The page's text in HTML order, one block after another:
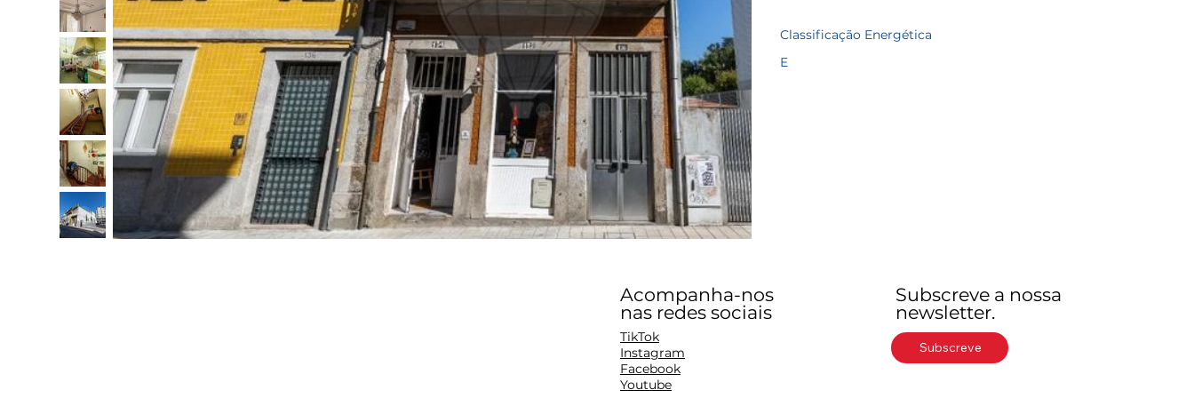
Classificação Energética
E
Acompanha-nos
nas redes sociais
TikTok
Instagram
Facebook
Youtube
Subscreve a nossa
newsletter.
Subscreve